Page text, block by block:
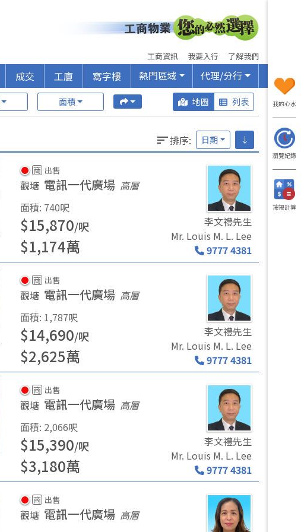
工商資訊 我要入行 了解我們
成交 工廈 寫字樓 熱門區域 代理/分行
面積 地圖 列表
排序: 日期 ↓
商 出售
觀塘 電訊一代廣場 高層
面積: 740呎
$15,870/呎
$1,174萬
李文禮先生
Mr. Louis M. L. Lee
9777 4381
商 出售
觀塘 電訊一代廣場 高層
面積: 1,787呎
$14,690/呎
$2,625萬
李文禮先生
Mr. Louis M. L. Lee
9777 4381
商 出售
觀塘 電訊一代廣場 高層
面積: 2,066呎
$15,390/呎
$3,180萬
李文禮先生
Mr. Louis M. L. Lee
9777 4381
商 出售
觀塘 電訊一代廣場 高層
我的心水
瀏覽紀錄
按揭計算